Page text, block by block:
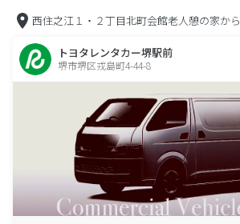
西住之江１・２丁目北町会館老人憩の家から
トヨタレンタカー堺駅前
堺市堺区戎島町4-44-8